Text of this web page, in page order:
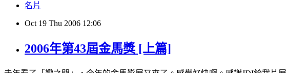
名片
Oct 19 Thu 2006 12:06
2006年第43屆金馬獎 [上篇]